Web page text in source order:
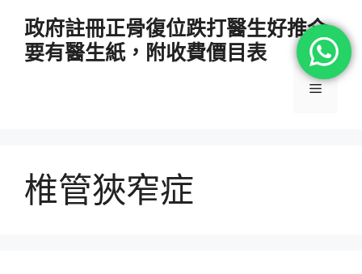
政府註冊正骨復位跌打醫生好推介
要有醫生紙，附收費價目表
選
椎管狹窄症